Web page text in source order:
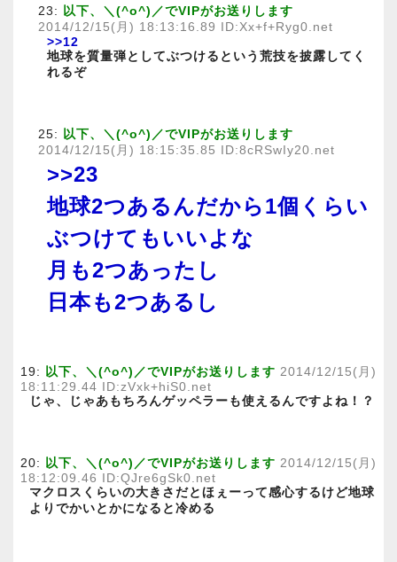
23:
以下、＼(^o^)／でVIPがお送りします
2014/12/15(月) 18:13:16.89 ID:Xx+f+Ryg0.net
>>12
地球を質量弾としてぶつけるという荒技を披露してく
れるぞ
25:
以下、＼(^o^)／でVIPがお送りします
2014/12/15(月) 18:15:35.85 ID:8cRSwIy20.net
>>23
地球2つあるんだから1個くらい
ぶつけてもいいよな
月も2つあったし
日本も2つあるし
19: 以下、＼(^o^)／でVIPがお送りします 2014/12/15(月)
18:11:29.44 ID:zVxk+hiS0.net
じゃ、じゃあもちろんゲッペラーも使えるんですよね！？
20: 以下、＼(^o^)／でVIPがお送りします 2014/12/15(月)
18:12:09.46 ID:QJre6gSk0.net
マクロスくらいの大きさだとほぇーって感心するけど地球
よりでかいとかになると冷める